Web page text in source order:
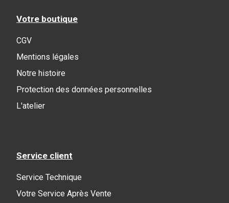
Votre boutique
CGV
Mentions légales
Notre histoire
Protection des données personnelles
L'atelier
Service client
Service Technique
Votre Service Après Vente